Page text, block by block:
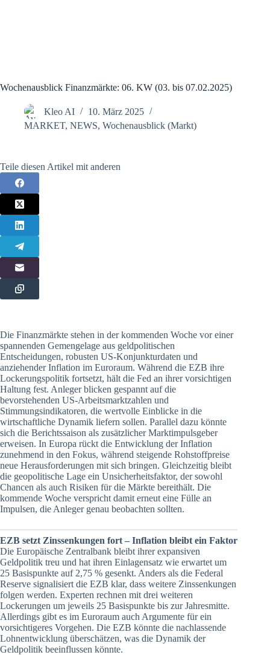
Wochenausblick Finanzmärkte: 06. KW (03. bis 07.02.2025)
Kleo AI
10. März 2025
MARKET, NEWS, Wochenausblick (Markt)
Teile diesen Artikel mit anderen
Die Finanzmärkte stehen in der kommenden Woche vor einer
spannenden Gemengelage aus geldpolitischen
Entscheidungen, robusten US-Konjunkturdaten und
anziehender Inflation im Euroraum. Während die EZB ihre
Lockerungspolitik fortsetzt, hält die Fed an ihrer vorsichtigen
Haltung fest. Anleger blicken gespannt auf die
bevorstehenden US-Arbeitsmarktzahlen und
Stimmungsindikatoren, die wertvolle Einblicke in die
wirtschaftliche Dynamik liefern sollen. Parallel dazu könnte
sich die Berichtssaison als zusätzlicher Marktimpulsgeber
erweisen. In Europa rückt die Entwicklung der Inflation
zunehmend in den Fokus, während steigende Rohstoffpreise
neue Herausforderungen mit sich bringen. Gleichzeitig bleibt
die geopolitische Lage ein Unsicherheitsfaktor, der sowohl
Chancen als auch Risiken für die Märkte bereithält. Die
kommende Woche verspricht damit erneut eine Fülle an
Impulsen, die Anleger genau beobachten sollten.
EZB setzt Zinssenkungen fort – Inflation bleibt ein Faktor
Die Europäische Zentralbank bleibt ihrer expansiven
Geldpolitik treu und hat ihren Einlagensatz wie erwartet um
25 Basispunkte auf 2,75 % gesenkt. Anders als die Federal
Reserve signalisiert die EZB klar, dass weitere Zinssenkungen
folgen werden. Experten rechnen mit drei weiteren
Lockerungen um jeweils 25 Basispunkte bis zur Jahresmitte.
Allerdings gibt es im Euroraum auch Argumente für ein
vorsichtigeres Vorgehen. Die EZB könnte die nachlassende
Lohnentwicklung überschätzen, was die Dynamik der
Geldpolitik beeinflussen könnte.